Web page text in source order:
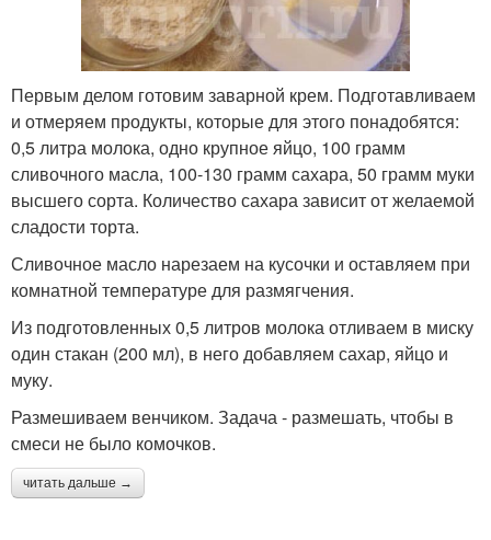
Первым делом готовим заварной крем. Подготавливаем
и отмеряем продукты, которые для этого понадобятся:
0,5 литра молока, одно крупное яйцо, 100 грамм
сливочного масла, 100-130 грамм сахара, 50 грамм муки
высшего сорта. Количество сахара зависит от желаемой
сладости торта.
Сливочное масло нарезаем на кусочки и оставляем при
комнатной температуре для размягчения.
Из подготовленных 0,5 литров молока отливаем в миску
один стакан (200 мл), в него добавляем сахар, яйцо и
муку.
Размешиваем венчиком. Задача - размешать, чтобы в
смеси не было комочков.
читать дальше →